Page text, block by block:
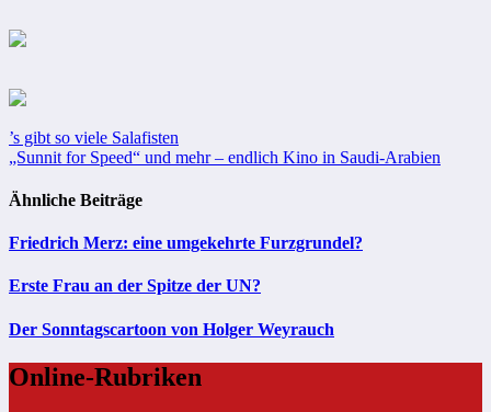
Beitragsnavigation
’s gibt so viele Salafisten
„Sunnit for Speed“ und mehr – endlich Kino in Saudi-Arabien
Ähnliche Beiträge
Friedrich Merz: eine umgekehrte Furzgrundel?
Erste Frau an der Spitze der UN?
Der Sonntagscartoon von Holger Weyrauch
Online-Rubriken